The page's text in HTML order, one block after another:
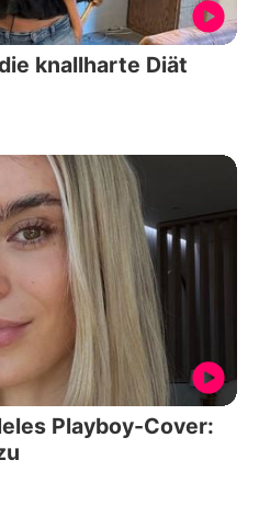
knallharte Diät
Playboy-Cover: